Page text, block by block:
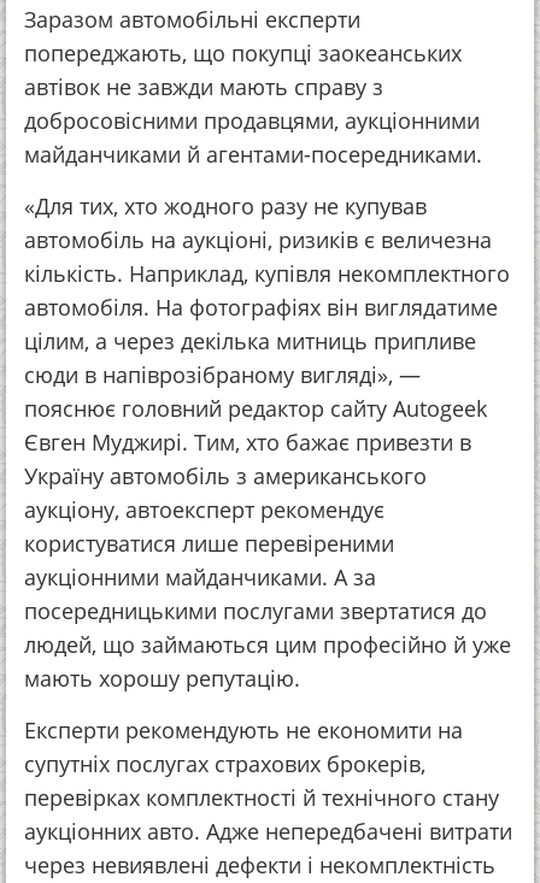
Заразом автомобільні експерти
попереджають, що покупці заокеанських
автівок не завжди мають справу з
добросовісними продавцями, аукціонними
майданчиками й агентами-посередниками.
«Для тих, хто жодного разу не купував
автомобіль на аукціоні, ризиків є величезна
кількість. Наприклад, купівля некомплектного
автомобіля. На фотографіях він виглядатиме
цілим, а через декілька митниць припливе
сюди в напіврозібраному вигляді», —
пояснює головний редактор сайту Autogeek
Євген Муджирі. Тим, хто бажає привезти в
Україну автомобіль з американського
аукціону, автоексперт рекомендує
користуватися лише перевіреними
аукціонними майданчиками. А за
посередницькими послугами звертатися до
людей, що займаються цим професійно й уже
мають хорошу репутацію.
Експерти рекомендують не економити на
супутніх послугах страхових брокерів,
перевірках комплектності й технічного стану
аукціонних авто. Адже непередбачені витрати
через невиявлені дефекти і некомплектність